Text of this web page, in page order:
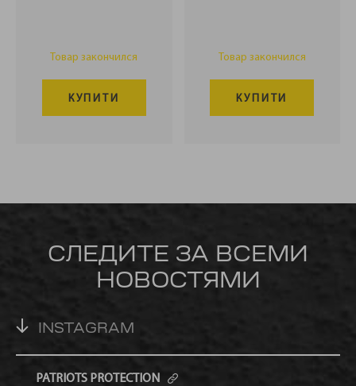
Товар закончился
КУПИТИ
Товар закончился
КУПИТИ
СЛЕДИТЕ ЗА ВСЕМИ
НОВОСТЯМИ
INSTAGRAM
PATRIOTS PROTECTION